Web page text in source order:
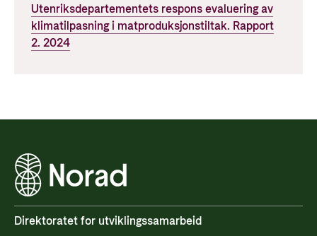
Utenriksdepartementets respons evaluering av
klimatilpasning i matproduksjonstiltak. Rapport
2. 2024
Direktoratet for utviklingssamarbeid